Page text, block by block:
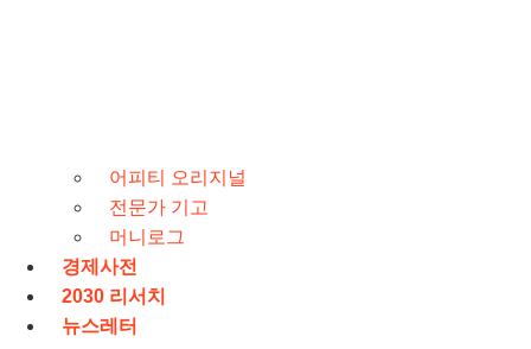
어피티 오리지널
전문가 기고
머니로그
경제사전
2030 리서치
뉴스레터